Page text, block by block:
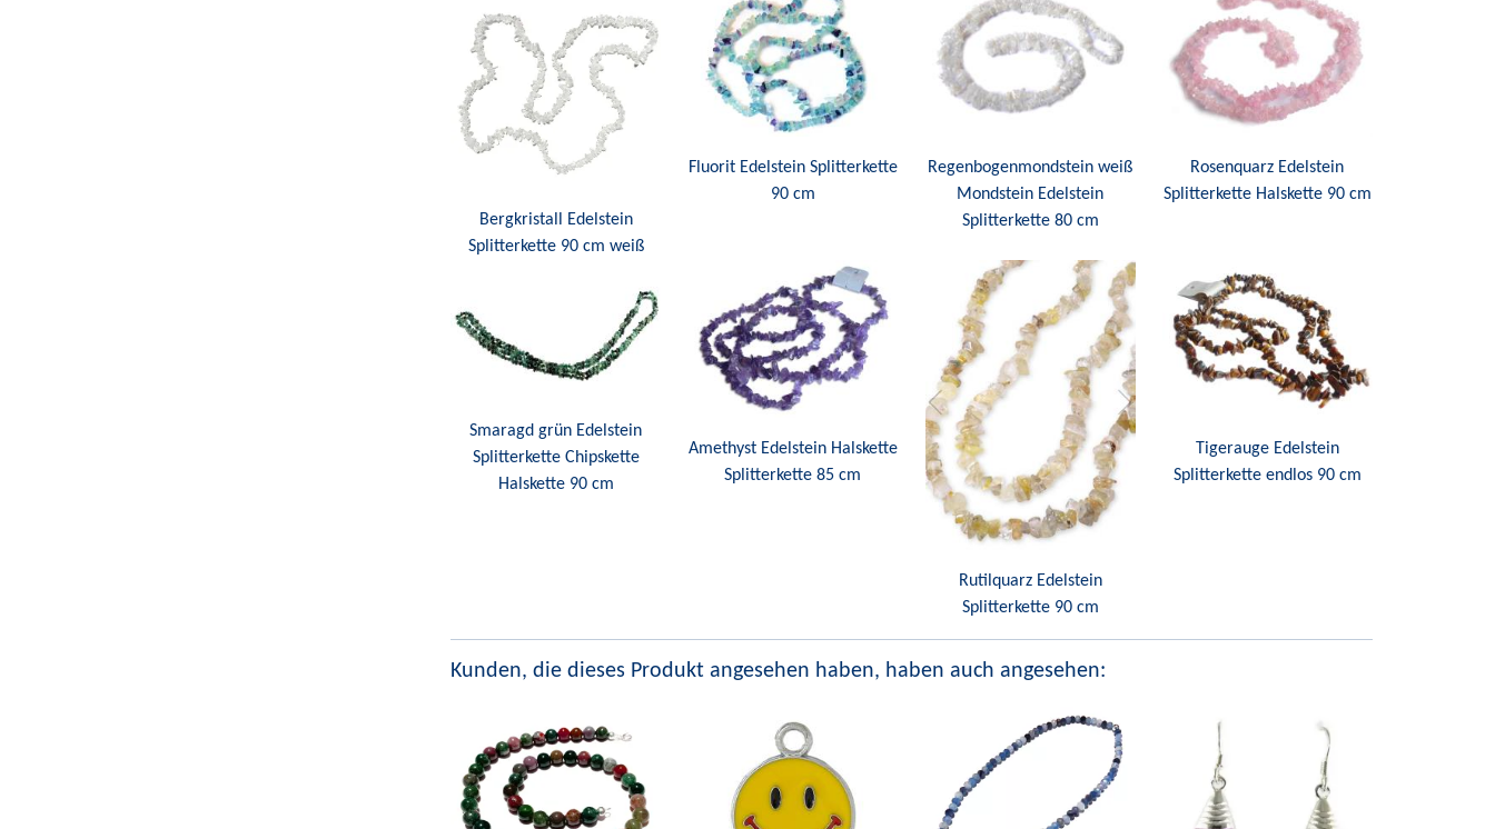
Bergkristall Edelstein
Splitterkette 90 cm weiß
Fluorit Edelstein Splitterkette
90 cm
Regenbogenmondstein weiß
Mondstein Edelstein
Splitterkette 80 cm
Rosenquarz Edelstein
Splitterkette Halskette 90 cm
Smaragd grün Edelstein
Splitterkette Chipskette
Halskette 90 cm
Amethyst Edelstein Halskette
Splitterkette 85 cm
Rutilquarz Edelstein
Splitterkette 90 cm
Tigerauge Edelstein
Splitterkette endlos 90 cm
Kunden, die dieses Produkt angesehen haben, haben auch angesehen: